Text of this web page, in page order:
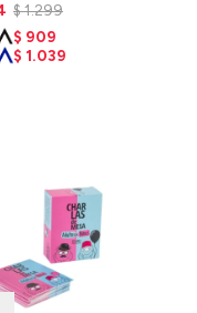
$1.299
$ 909
$ 1.039